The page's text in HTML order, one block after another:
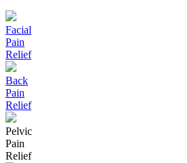
Facial
Pain
Relief
Back
Pain
Relief
Pelvic
Pain
Relief